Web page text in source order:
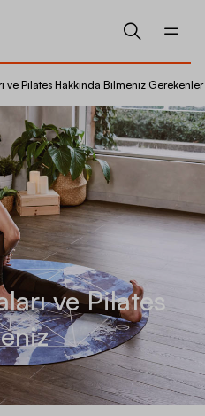
ve Pilates Hakkında Bilmeniz Gerekenler
ve Pilates